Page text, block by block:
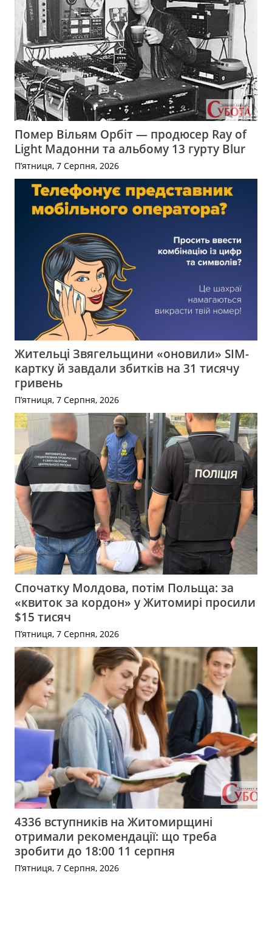
Помер Вільям Орбіт — продюсер Ray of
Light Мадонни та альбому 13 гурту Blur
П’ятниця, 7 Серпня, 2026
Жительці Звягельщини «оновили» SIM-
картку й завдали збитків на 31 тисячу
гривень
П’ятниця, 7 Серпня, 2026
Спочатку Молдова, потім Польща: за
«квиток за кордон» у Житомирі просили
$15 тисяч
П’ятниця, 7 Серпня, 2026
4336 вступників на Житомирщині
отримали рекомендації: що треба
зробити до 18:00 11 серпня
П’ятниця, 7 Серпня, 2026